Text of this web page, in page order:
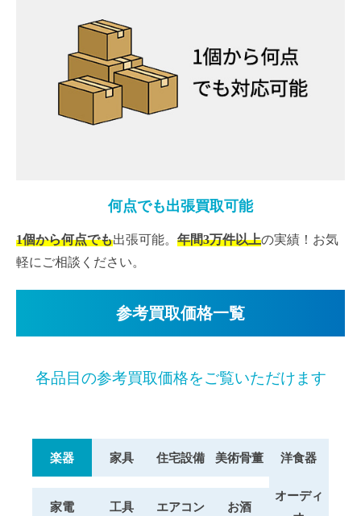
何点でも出張買取可能
1個から何点でも出張可能。 年間3万件以上の実績！お気
軽にご相談ください。
参考買取価格一覧
各品目の参考買取価格をご覧いただけます
楽器 家具 住宅設備 美術骨董 洋食器
家電 工具 エアコン お酒
オーディ